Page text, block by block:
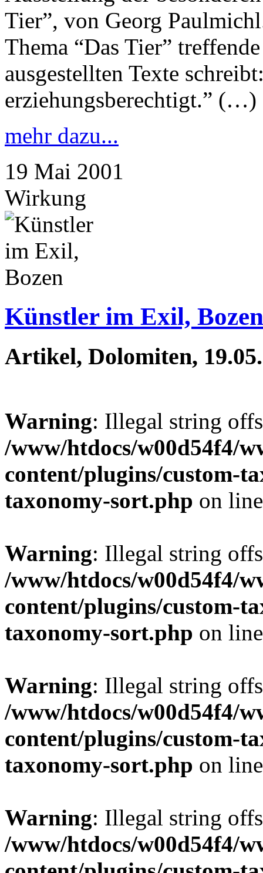
Tier”, von Georg
Thema “Das Tier”
ausgestellten Texte
erziehungsberechtigt.” (…)
mehr dazu...
19 Mai 2001
Wirkung
Künstler im Exil, Bozen
Artikel, Dolomiten,
Warning: Illegal string
/www/htdocs/w00d54f4/
content/plugins/custom-
taxonomy-sort.php on
Warning: Illegal string
/www/htdocs/w00d54f4/
content/plugins/custom-
taxonomy-sort.php on
Warning: Illegal string
/www/htdocs/w00d54f4/
content/plugins/custom-
taxonomy-sort.php on
Warning: Illegal string
/www/htdocs/w00d54f4/